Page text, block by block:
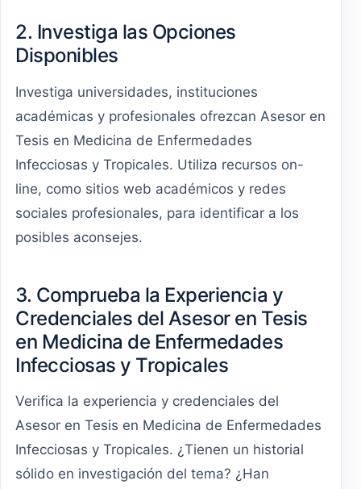
2. Investiga las Opciones
Disponibles
Investiga universidades, instituciones
académicas y profesionales ofrezcan Asesor en
Tesis en Medicina de Enfermedades
Infecciosas y Tropicales. Utiliza recursos on-
line, como sitios web académicos y redes
sociales profesionales, para identificar a los
posibles aconsejes.
3. Comprueba la Experiencia y
Credenciales del Asesor en Tesis
en Medicina de Enfermedades
Infecciosas y Tropicales
Verifica la experiencia y credenciales del
Asesor en Tesis en Medicina de Enfermedades
Infecciosas y Tropicales. ¿Tienen un historial
sólido en investigación del tema? ¿Han